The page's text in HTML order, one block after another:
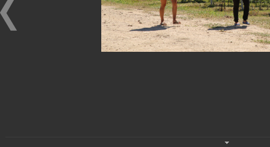
Дополнительно